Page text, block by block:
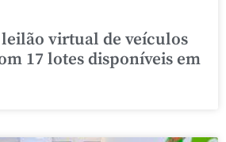
leilão virtual de veículos
17 lotes disponíveis em